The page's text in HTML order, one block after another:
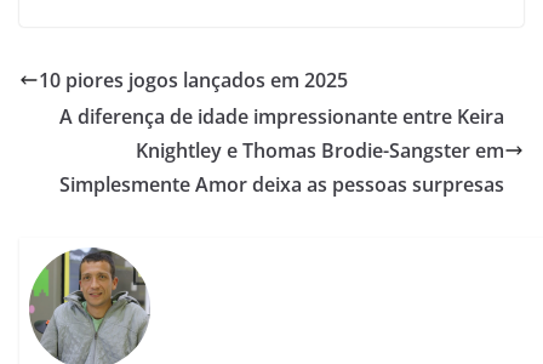
10 piores jogos lançados em 2025
A diferença de idade impressionante entre Keira
Knightley e Thomas Brodie-Sangster em
Simplesmente Amor deixa as pessoas surpresas